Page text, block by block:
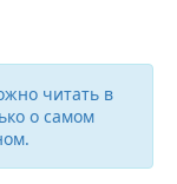
читать в
о самом